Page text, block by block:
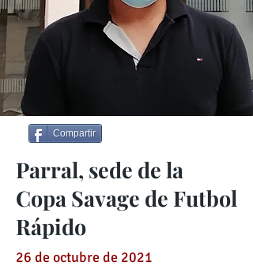
Compartir
Parral, sede de la
Copa Savage de Futbol
Rápido
26 de octubre de 2021